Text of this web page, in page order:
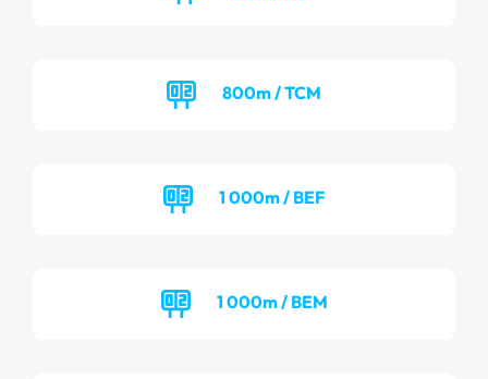
800m / TCM
1 000m / BEF
1 000m / BEM